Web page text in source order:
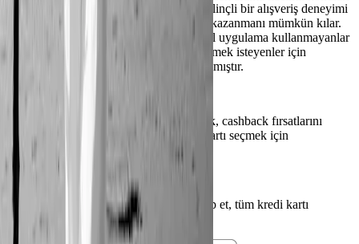
kullanıcıya en net haliyle sunarak hem bilinçli bir alışveriş deneyimi
sağlar hem de her harcamada daha fazla kazanmanı mümkün kılar.
Kampania’nın web platformu, hem mobil uygulama kullanmayanlar
hem de kampanyaları daha detaylı incelemek isteyenler için
kapsamlı bir bilgi merkezi olarak tasarlanmıştır.
Her alışverişte en iyi kampanyayı bulmak, cashback fırsatlarını
kaçırmamak ve ödeme sırasında doğru kartı seçmek için
Kampania’yı keşfet.
Kampania'yı indir
Uygulamayı indirerek kampanyaları takip et, tüm kredi kartı
fırsatlarını yakala.